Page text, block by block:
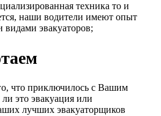
техника то и
наши водители имеют опыт
видами эвакуаторов;
что приключилось с Вашим
это эвакуация или
лучших эвакуаторщиков